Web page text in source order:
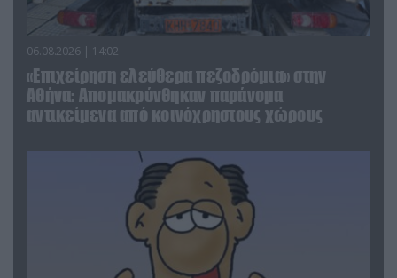
06.08.2026 | 14:02
«Επιχείρηση ελεύθερα πεζοδρόμια» στην
Αθήνα: Απομακρύνθηκαν παράνομα
αντικείμενα από κοινόχρηστους χώρους